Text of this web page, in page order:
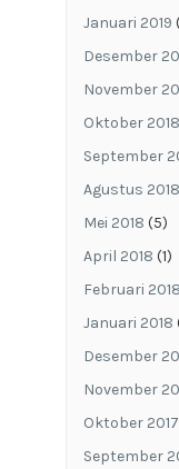
Januari 2019
Desember
November
Oktober 2018
September
Agustus 2018
Mei 2018 (5)
April 2018 (1)
Februari 2018
Januari 2018
Desember
November
Oktober 2017
September